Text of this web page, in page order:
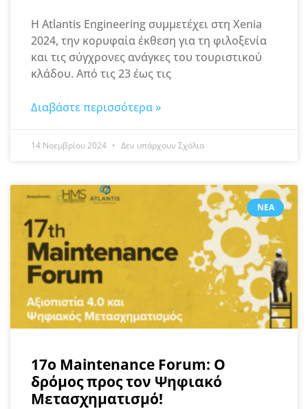
Η Atlantis Engineering συμμετέχει στη Xenia
2024, την κορυφαία έκθεση για τη φιλοξενία
και τις σύγχρονες ανάγκες του τουριστικού
κλάδου. Από τις 23 έως τις
Διαβάστε περισσότερα »
14 Νοεμβρίου 2024 Δεν υπάρχουν Σχόλια
ΝΈΑ
17ο Maintenance Forum: Ο
δρόμος προς τον Ψηφιακό
Μετασχηματισμό!